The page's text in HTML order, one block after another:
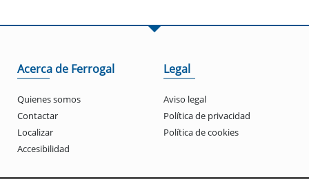
Acerca de Ferrogal
Quienes somos
Contactar
Localizar
Accesibilidad
Legal
Aviso legal
Política de privacidad
Política de cookies